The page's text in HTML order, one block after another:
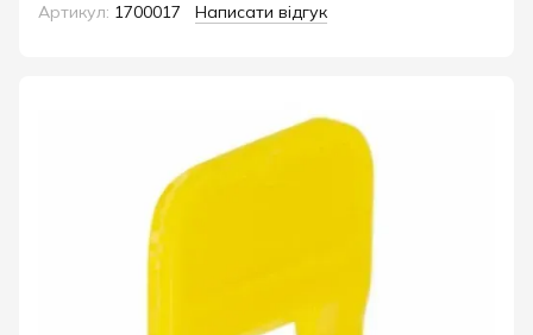
Артикул: 1700017 Написати відгук